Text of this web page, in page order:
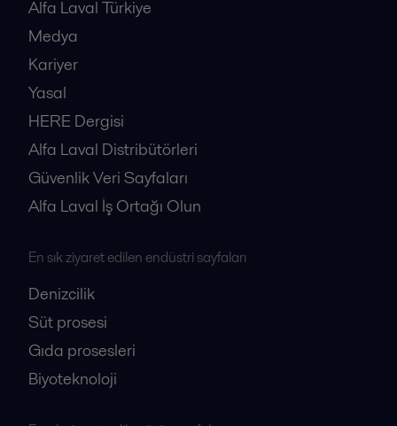
Alfa Laval Türkiye
Medya
Kariyer
Yasal
HERE Dergisi
Alfa Laval Distribütörleri
Güvenlik Veri Sayfaları
Alfa Laval İş Ortağı Olun
En sık ziyaret edilen endüstri sayfaları
Denizcilik
Süt prosesi
Gıda prosesleri
Biyoteknoloji